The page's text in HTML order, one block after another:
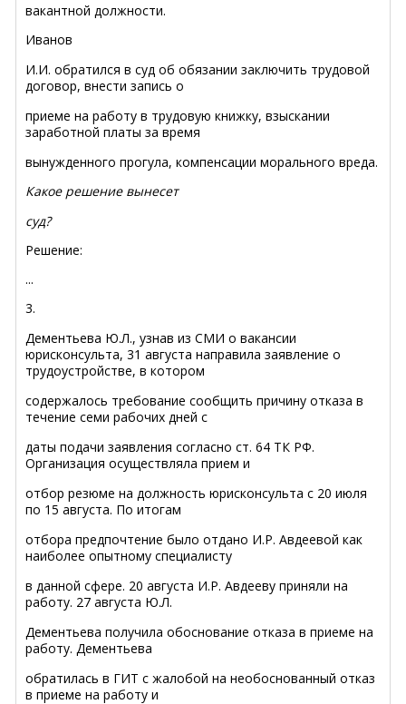
вакантной должности.
Иванов
И.И. обратился в суд об обязании заключить трудовой
договор, внести запись о
приеме на работу в трудовую книжку, взыскании
заработной платы за время
вынужденного прогула, компенсации морального вреда.
Какое решение вынесет
суд?
Решение:
...
3.
Дементьева Ю.Л., узнав из СМИ о вакансии
юрисконсульта, 31 августа направила заявление о
трудоустройстве, в котором
содержалось требование сообщить причину отказа в
течение семи рабочих дней с
даты подачи заявления согласно ст. 64 ТК РФ.
Организация осуществляла прием и
отбор резюме на должность юрисконсульта с 20 июля
по 15 августа. По итогам
отбора предпочтение было отдано И.Р. Авдеевой как
наиболее опытному специалисту
в данной сфере. 20 августа И.Р. Авдееву приняли на
работу. 27 августа Ю.Л.
Дементьева получила обоснование отказа в приеме на
работу. Дементьева
обратилась в ГИТ с жалобой на необоснованный отказ
в приеме на работу и